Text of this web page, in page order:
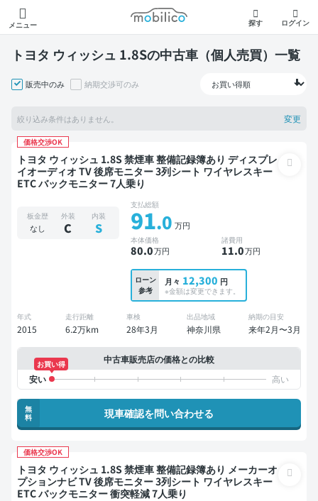
メニュー
モビリコ
探す ログイン
トヨタ ウィッシュ 1.8Sの中古車（個人売買）一覧
販売中のみ 納期交渉可のみ
絞り込み条件はありません。 変更
価格交渉OK
トヨタ ウィッシュ 1.8S 禁煙車 整備記録簿あり ディスプレ
イオーディオ TV 後席モニター 3列シート ワイヤレスキー
ETC バックモニター 7人乗り
板金歴
なし
外装
C
内装
S
支払総額
91.0 万円
本体価格
80.0万円
諸費用
11.0万円
ローン
参考
月々 12,300 円
※金額は変更できます。
年式
2015
走行距離
6.2万km
車検
28年3月
出品地域
神奈川県
納期の目安
来年2月〜3月
中古車販売店の価格との比較
お買い得
無
料
現車確認を問い合わせる
価格交渉OK
トヨタ ウィッシュ 1.8S 禁煙車 整備記録簿あり メーカーオ
プションナビ TV 後席モニター 3列シート ワイヤレスキー
ETC バックモニター 衝突軽減 7人乗り